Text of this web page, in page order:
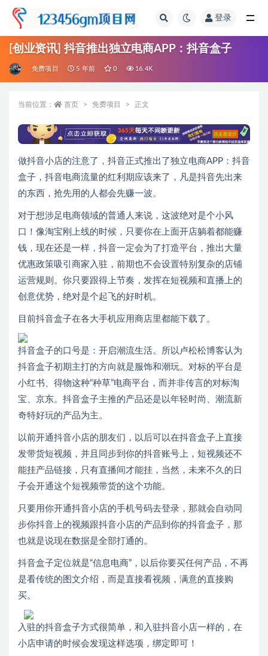
登录
[创业资讯] 抖音推出独立电商APP：抖音盒子
免费项目 5 年前 0 16.4K
当前位置： 首页 免费项目 正文
做抖音小店的注意了，抖音正式推出了独立电商APP：抖音
盒子，抖音电商流量的红利期应该来了，凡是抖音先出来
的东西，抢先用的人都会先赚一波。
对于想涉足电商领域的普通人来说，这波绝对是个小风
口！像淘宝刚上线的时候，只要你在上面开店躺着都能赚
钱，现在还是一样，抖音一定会为了打造平台，推出大量
优惠政策吸引商家入驻，前期也不会设置特别复杂的店铺
运营规则。你只要跟得上节奏，发挥在短视频和直播上的
创意优势，绝对是个起飞的好时机。
目前抖音盒子在各大手机应用商店里都能下载了。
抖音盒子的口号是：开启潮流生活。所以卢松松博客认为
抖音盒子初期主打的方向就是服饰和潮玩。对标的平台是
小红书、得物这种“种草”电商平台，而并非传言的对标淘
宝、京东。抖音盒子主推的产品还是以年轻时尚、潮流新
奇特好玩的产品为主。
以前开通抖音小店的朋友们，以后可以在抖音盒子上直接
发带货短视频，并且同步到你的抖音账号上，短视频还不
能挂产品链接，只有直播间才能挂，当然，未来不久的日
子会开通这个短视频带货的这个功能。
只要用你开通抖音小店的手机号码去登录，那就会自动同
步你抖音上的视频跟抖音小店的产品到你的抖音盒子，那
也就是说现在数据是全部打通的。
抖音盒子定位就是“信息电商”，以后你要买任何产品，不再
是看传统的图文介绍，而是直接看视频，满意的直接购
买。
入驻的抖音盒子方式很简单，和入驻抖音小店一样的，在
小店申请的时候会发现这样选项，绑定即可！